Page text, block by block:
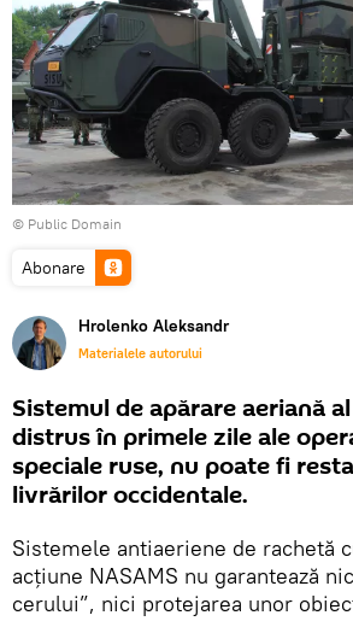
© Public Domain
Abonare
Hrolenko Aleksandr
Materialele autorului
Sistemul de apărare aeriană
distrus în primele zile ale
speciale ruse, nu poate fi
livrărilor occidentale.
Sistemele antiaeriene de rachetă
acțiune NASAMS nu garantează
cerului”, nici protejarea unor